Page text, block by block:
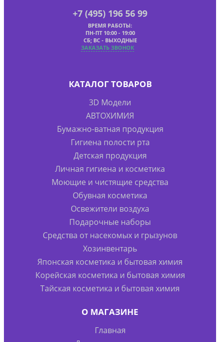
+7 (495) 196 56 99
ВРЕМЯ РАБОТЫ:
ПН-ПТ 10:00 - 19:00
СБ; ВС - ВЫХОДНЫЕ
ЗАКАЗАТЬ ЗВОНОК
КАТАЛОГ ТОВАРОВ
3D Модели
АВТОХИМИЯ
Бумажно-ватная продукция
Гигиена полости рта
Детская продукция
Личная гигиена и косметика
Моющие и чистящие средства
Обувная косметика
Освежители воздуха
Подарочные наборы
Средства от насекомых и грызунов
Хозинвентарь
Японская косметика и бытовая химия
Корейская косметика и бытовая химия
Тайская косметика и бытовая химия
О МАГАЗИНЕ
Главная